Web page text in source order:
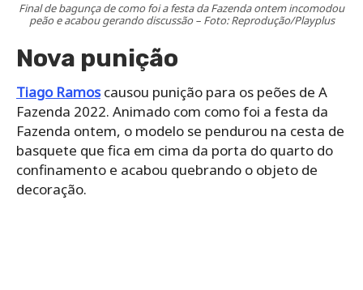
Final de bagunça de como foi a festa da Fazenda ontem incomodou
peão e acabou gerando discussão – Foto: Reprodução/Playplus
Nova punição
Tiago Ramoscausou punição para os peões de A
Fazenda 2022. Animado com como foi a festa da
Fazenda ontem, o modelo se pendurou na cesta de
basquete que fica em cima da porta do quarto do
confinamento e acabou quebrando o objeto de
decoração.